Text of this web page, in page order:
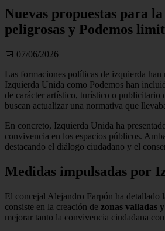
Nuevas propuestas para
peligrosas y Podemos
📅 07/06/2026
Las formaciones políticas de izquierda
Izquierda Unida como Podemos han
de carácter artístico, turístico o publicitario
buscan actualizar una normativa que
En concreto, Izquierda Unida ha
convivencia en los espacios públicos.
destacando el diálogo ciudadano y el
Medidas impulsadas por
El concejal Alejandro Farpón ha detallado
consiste en la creación de zonas valladas
mejorar tanto la convivencia ciudadana